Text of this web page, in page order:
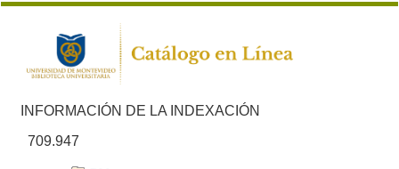
INFORMACIÓN DE LA INDEXACIÓN
709.947